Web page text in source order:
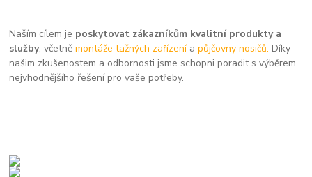
Naším cílem je poskytovat zákazníkům kvalitní produkty a
služby, včetněmontáže tažných zařízení apůjčovny nosičů. Díky
našim zkušenostem a odbornosti jsme schopni poradit s výběrem
nejvhodnějšího řešení pro vaše potřeby.